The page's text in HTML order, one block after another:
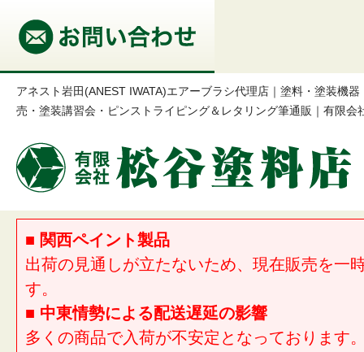
アネスト岩田(ANEST IWATA)エアーブラシ代理店｜塗料・塗装機
売・塗装講習会・ピンストライピング＆レタリング筆通販｜有限会
■ 関西ペイント製品
出荷の見通しが立たないため、現在販売を一
す。
■ 中東情勢による配送遅延の影響
多くの商品で入荷が不安定となっております